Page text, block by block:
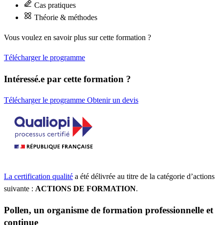
Cas pratiques
Théorie & méthodes
Vous voulez en savoir plus sur cette formation ?
Télécharger le programme
Intéressé.e par cette formation ?
Télécharger le programme Obtenir un devis
La certification qualité a été délivrée au titre de la catégorie d’actions
suivante : ACTIONS DE FORMATION.
Pollen, un organisme de formation professionnelle et
continue